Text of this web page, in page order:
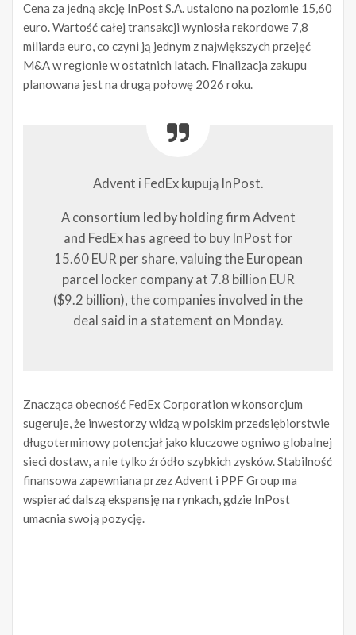
Cena za jedną akcję InPost S.A. ustalono na poziomie 15,60
euro. Wartość całej transakcji wyniosła rekordowe 7,8
miliarda euro, co czyni ją jednym z największych przejęć
M&A w regionie w ostatnich latach. Finalizacja zakupu
planowana jest na drugą połowę 2026 roku.
Advent i FedEx kupują InPost.
A consortium led by holding firm Advent
and FedEx has agreed to buy InPost for
15.60 EUR per share, valuing the European
parcel locker company at 7.8 billion EUR
($9.2 billion), the companies involved in the
deal said in a statement on Monday.
Znacząca obecność FedEx Corporation w konsorcjum
sugeruje, że inwestorzy widzą w polskim przedsiębiorstwie
długoterminowy potencjał jako kluczowe ogniwo globalnej
sieci dostaw, a nie tylko źródło szybkich zysków. Stabilność
finansowa zapewniana przez Advent i PPF Group ma
wspierać dalszą ekspansję na rynkach, gdzie InPost
umacnia swoją pozycję.